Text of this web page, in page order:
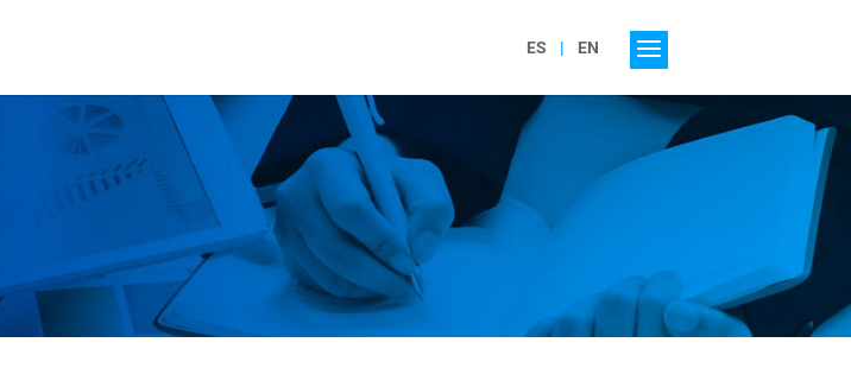
ES EN